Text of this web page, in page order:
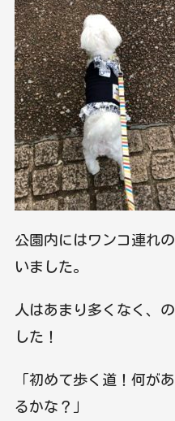
公園内にはワンコ連れ
いました。
人はあまり多くなく、
した！
「初めて歩く道！何が
るかな？」